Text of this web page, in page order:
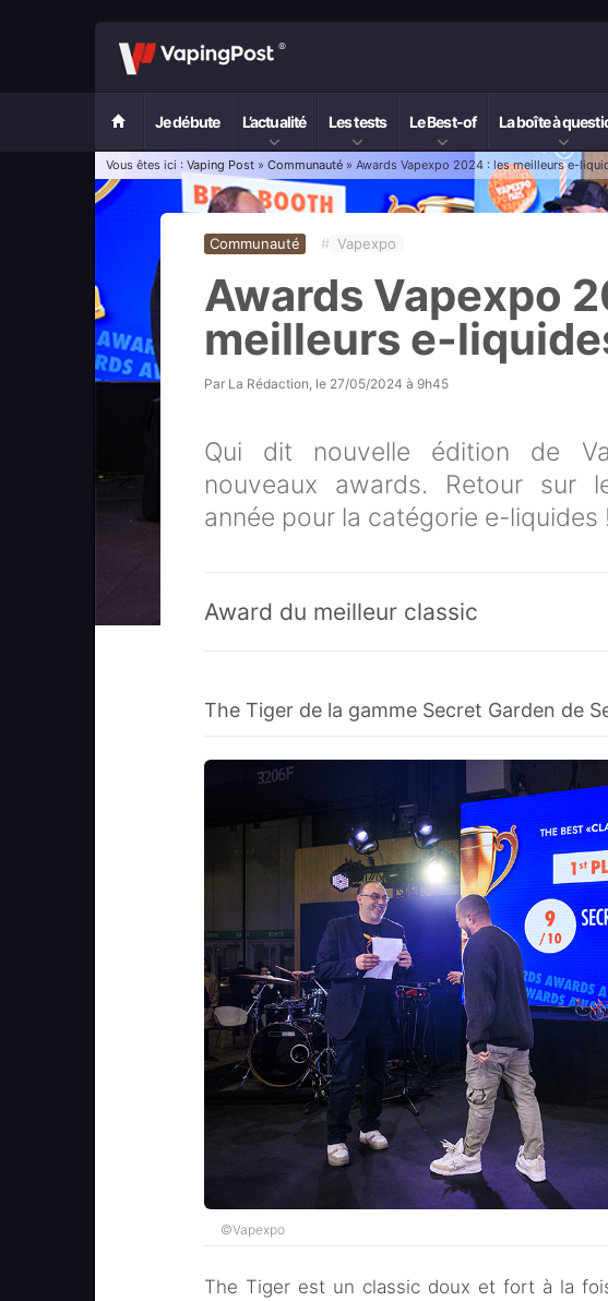
Je débute L’actualité Les tests Le Best-of La boîte à
Vous êtes ici : Vaping Post » Communauté » Awards Vapexpo 2024 : les meilleurs e-
Communauté # Vapexpo
Awards Vapexpo
meilleurs e-
Par La Rédaction, le 27/05/2024 à 9h45
Qui dit nouvelle édition de
nouveaux awards. Retour sur
année pour la catégorie e-liquides !
Award du meilleur classic
The Tiger de la gamme Secret Garden de
©Vapexpo
The Tiger est un classic doux et fort à la